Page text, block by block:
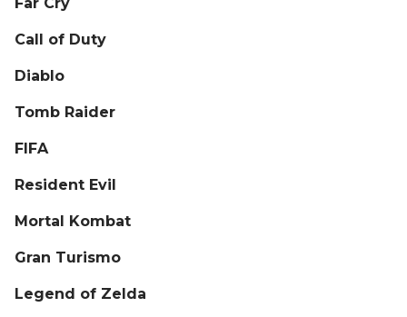
Call of Duty
Diablo
Tomb Raider
FIFA
Resident Evil
Mortal Kombat
Gran Turismo
Legend of Zelda